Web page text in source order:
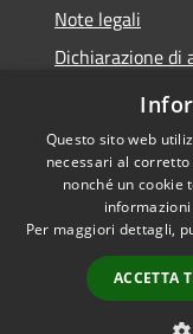
Note legali
Dichiarazione di
Whistleblowing
Accessibilità
Questo sito web
necessari al
nonché un cookie
Per maggiori dettagli,
ACCETTA